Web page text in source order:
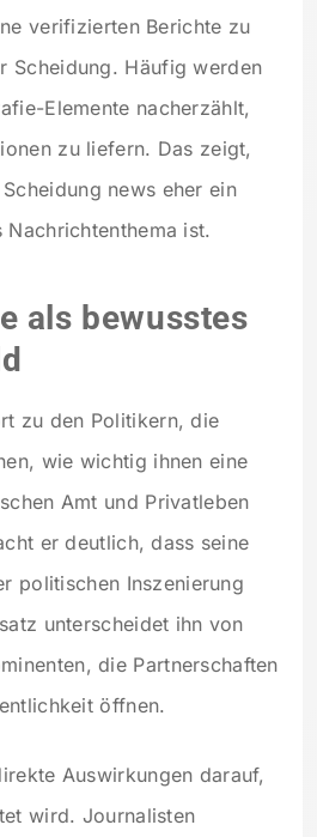
verifizierten Berichte zu
Scheidung. Häufig werden
Elemente nacherzählt,
zu liefern. Das zeigt,
news eher ein
Nachrichtenthema ist.
als bewusstes
zu den Politikern, die
wie wichtig ihnen eine
Amt und Privatleben
er deutlich, dass seine
politischen Inszenierung
unterscheidet ihn von
die Partnerschaften
öffnen.
Auswirkungen darauf,
wird. Journalisten